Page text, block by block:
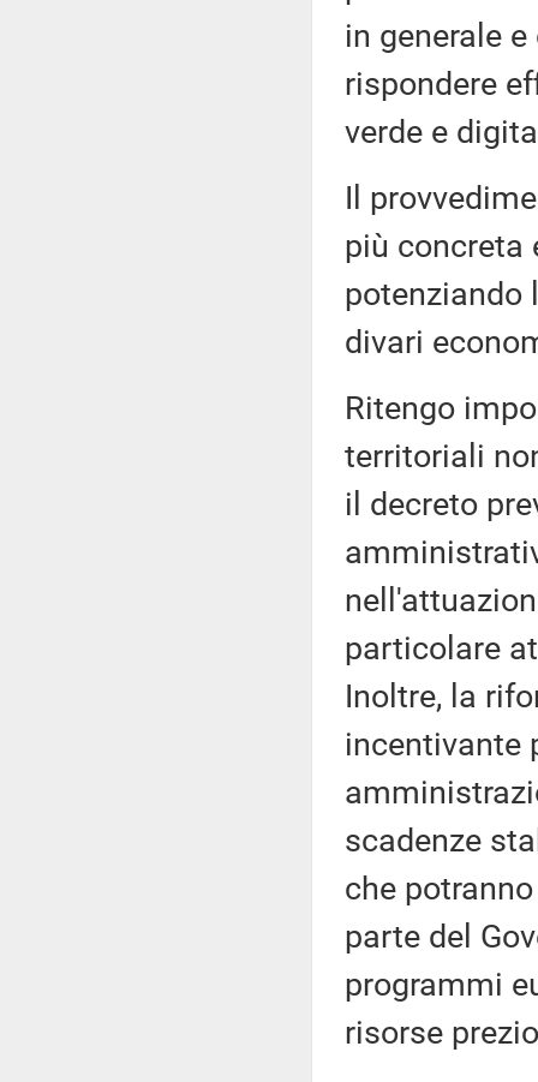
in generale
rispondere
verde e
Il
più concreta
potenziando
divari
Ritengo
territoriali
il decreto
particolare
Inoltre, la
incentivante
scadenze
che
parte del
programmi
risorse